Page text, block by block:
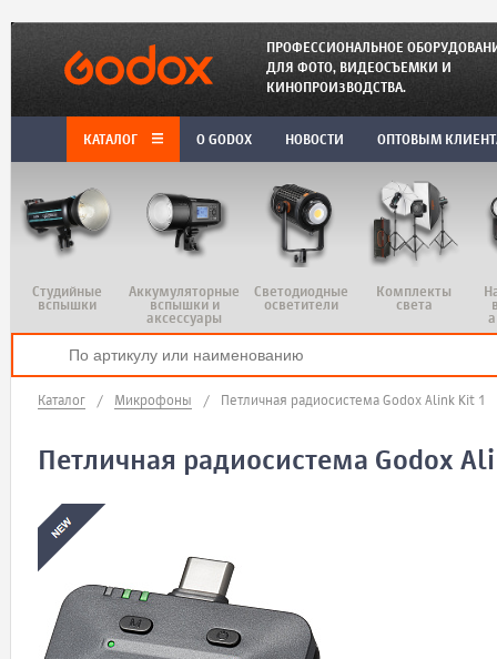
ПРОФЕССИОНАЛЬНОЕ
ДЛЯ ФОТО, ВИДЕОСЪЕМКИ И
КИНОПРОИЗВОДСТВА.
КАТАЛОГ O GODOX НОВОСТИ ОПТОВЫМ
Студийные
вспышки
Аккумуляторные
вспышки и
аксессуары
Светодиодные
осветители
Комплекты
света
Каталог / Микрофоны / Петличная радиосистема Godox Alink Kit 1
Петличная радиосистема Godox